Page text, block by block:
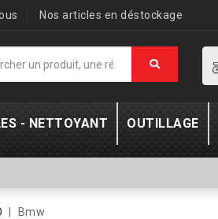
Nos articles en déstockage
- NETTOYANT OUTILLAGE
Bmw